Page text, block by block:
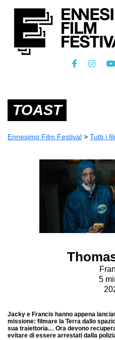
TOAST
Ennesimo Film Festival > Tutti i
5
Jacky e Francis hanno appena
missione: filmare la Terra dallo
sua traiettoria… Ora devono
evitare di essere arrestati dalla